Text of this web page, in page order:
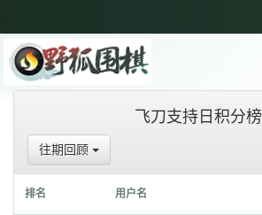
飞刀支持日积分榜
往期回顾
排名 用户名